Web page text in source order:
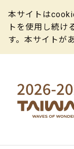
本サイトは
トを使用し続け
す。本サイトが